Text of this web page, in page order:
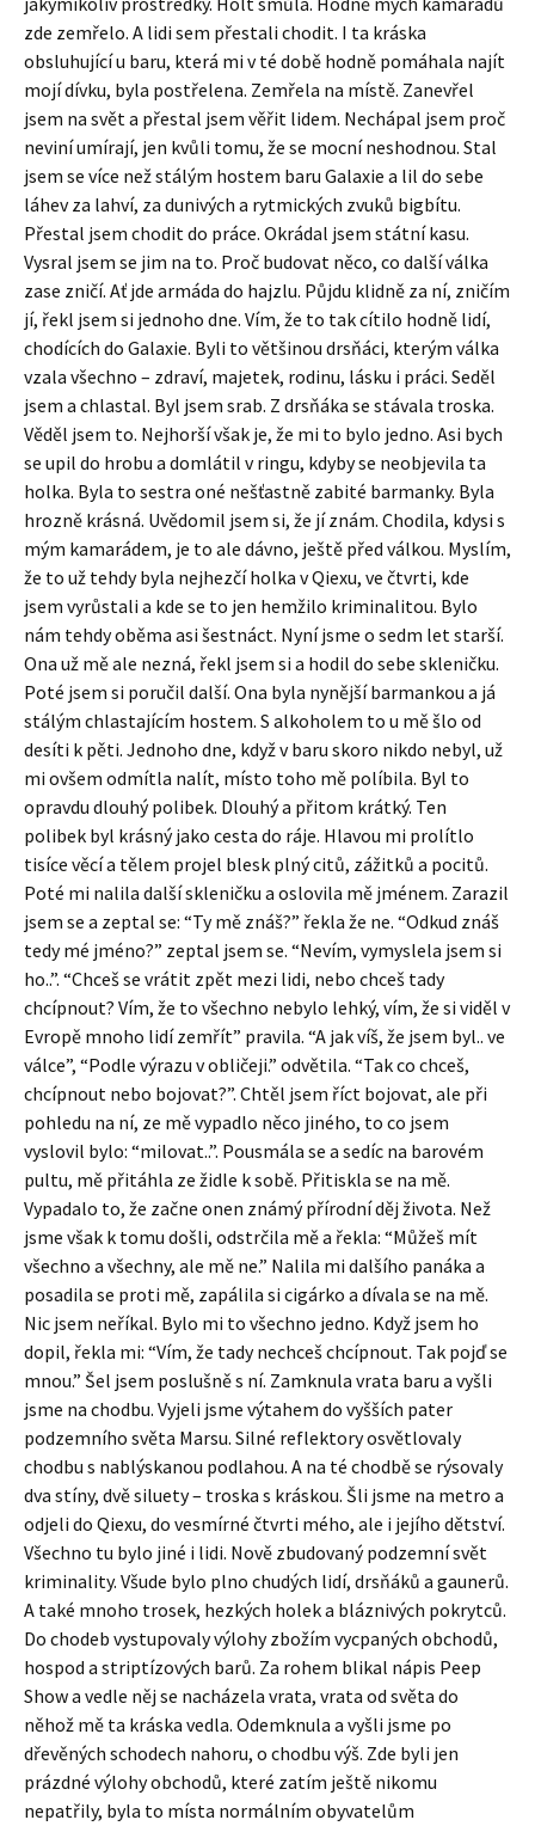
zde zemřelo. A lidi sem přestali chodit. I ta kráska
obsluhující u baru, která mi v té době hodně pomáhala najít
mojí dívku, byla postřelena. Zemřela na místě. Zanevřel
jsem na svět a přestal jsem věřit lidem. Nechápal jsem proč
neviní umírají, jen kvůli tomu, že se mocní neshodnou. Stal
jsem se více než stálým hostem baru Galaxie a lil do sebe
láhev za lahví, za dunivých a rytmických zvuků bigbítu.
Přestal jsem chodit do práce. Okrádal jsem státní kasu.
Vysral jsem se jim na to. Proč budovat něco, co další válka
zase zničí. Ať jde armáda do hajzlu. Půjdu klidně za ní, zničím
jí, řekl jsem si jednoho dne. Vím, že to tak cítilo hodně lidí,
chodících do Galaxie. Byli to většinou drsňáci, kterým válka
vzala všechno – zdraví, majetek, rodinu, lásku i práci. Seděl
jsem a chlastal. Byl jsem srab. Z drsňáka se stávala troska.
Věděl jsem to. Nejhorší však je, že mi to bylo jedno. Asi bych
se upil do hrobu a domlátil v ringu, kdyby se neobjevila ta
holka. Byla to sestra oné nešťastně zabité barmanky. Byla
hrozně krásná. Uvědomil jsem si, že jí znám. Chodila, kdysi s
mým kamarádem, je to ale dávno, ještě před válkou. Myslím,
že to už tehdy byla nejhezčí holka v Qiexu, ve čtvrti, kde
jsem vyrůstali a kde se to jen hemžilo kriminalitou. Bylo
nám tehdy oběma asi šestnáct. Nyní jsme o sedm let starší.
Ona už mě ale nezná, řekl jsem si a hodil do sebe skleničku.
Poté jsem si poručil další. Ona byla nynější barmankou a já
stálým chlastajícím hostem. S alkoholem to u mě šlo od
desíti k pěti. Jednoho dne, když v baru skoro nikdo nebyl, už
mi ovšem odmítla nalít, místo toho mě políbila. Byl to
opravdu dlouhý polibek. Dlouhý a přitom krátký. Ten
polibek byl krásný jako cesta do ráje. Hlavou mi prolítlo
tisíce věcí a tělem projel blesk plný citů, zážitků a pocitů.
Poté mi nalila další skleničku a oslovila mě jménem. Zarazil
jsem se a zeptal se: “Ty mě znáš?” řekla že ne. “Odkud znáš
tedy mé jméno?” zeptal jsem se. “Nevím, vymyslela jsem si
ho..”. “Chceš se vrátit zpět mezi lidi, nebo chceš tady
chcípnout? Vím, že to všechno nebylo lehký, vím, že si viděl v
Evropě mnoho lidí zemřít” pravila. “A jak víš, že jsem byl.. ve
válce”, “Podle výrazu v obličeji.” odvětila. “Tak co chceš,
chcípnout nebo bojovat?”. Chtěl jsem říct bojovat, ale při
pohledu na ní, ze mě vypadlo něco jiného, to co jsem
vyslovil bylo: “milovat..”. Pousmála se a sedíc na barovém
pultu, mě přitáhla ze židle k sobě. Přitiskla se na mě.
Vypadalo to, že začne onen známý přírodní děj života. Než
jsme však k tomu došli, odstrčila mě a řekla: “Můžeš mít
všechno a všechny, ale mě ne.” Nalila mi dalšího panáka a
posadila se proti mě, zapálila si cigárko a dívala se na mě.
Nic jsem neříkal. Bylo mi to všechno jedno. Když jsem ho
dopil, řekla mi: “Vím, že tady nechceš chcípnout. Tak pojď se
mnou.” Šel jsem poslušně s ní. Zamknula vrata baru a vyšli
jsme na chodbu. Vyjeli jsme výtahem do vyšších pater
podzemního světa Marsu. Silné reflektory osvětlovaly
chodbu s nablýskanou podlahou. A na té chodbě se rýsovaly
dva stíny, dvě siluety – troska s kráskou. Šli jsme na metro a
odjeli do Qiexu, do vesmírné čtvrti mého, ale i jejího dětství.
Všechno tu bylo jiné i lidi. Nově zbudovaný podzemní svět
kriminality. Všude bylo plno chudých lidí, drsňáků a gaunerů.
A také mnoho trosek, hezkých holek a bláznivých pokrytců.
Do chodeb vystupovaly výlohy zbožím vycpaných obchodů,
hospod a striptízových barů. Za rohem blikal nápis Peep
Show a vedle něj se nacházela vrata, vrata od světa do
něhož mě ta kráska vedla. Odemknula a vyšli jsme po
dřevěných schodech nahoru, o chodbu výš. Zde byli jen
prázdné výlohy obchodů, které zatím ještě nikomu
nepatřily, byla to místa normálním obyvatelům